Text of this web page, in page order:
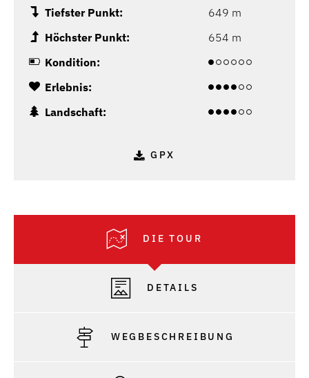
Tiefster Punkt:
649 m
Höchster Punkt:
654 m
Kondition:
Erlebnis:
Landschaft:
GPX
DIE TOUR
DETAILS
WEGBESCHREIBUNG